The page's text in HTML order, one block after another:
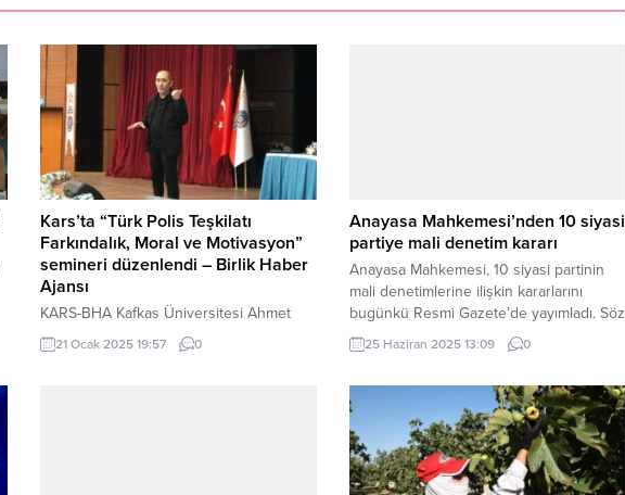
Kars’ta “Türk Polis Teşkilatı
Farkındalık, Moral ve Motivasyon”
semineri düzenlendi – Birlik Haber
Ajansı
KARS-BHA Kafkas Üniversitesi Ahmet
Arslan Kongre ve Sergi Sarayı’nda
düzenlenen seminer saygı duruşunda
21 Ocak 2025 19:57 0
Anayasa Mahkemesi’nden 10 siyasi
partiye mali denetim kararı
Anayasa Mahkemesi, 10 siyasi partinin
mali denetimlerine ilişkin kararlarını
bugünkü Resmi Gazete’de yayımladı. Söz
konusu kararlarda bazı partiler hakkında
suç duyurusu yapıldı. ANKARA (İGFA) –
mali hesaplarına yönelik denetim
kararlarını 25 Haziran 2025 tarihli Resmi
Gazete’de kamuoyuna duyurdu. 11 Şubat
ve 27 Mart 2025 tarihlerinde...
25 Haziran 2025 13:09 0